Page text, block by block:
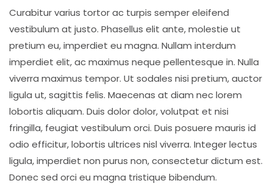
Curabitur varius tortor ac turpis semper eleifend
vestibulum at justo. Phasellus elit ante, molestie ut
pretium eu, imperdiet eu magna. Nullam interdum
imperdiet elit, ac maximus neque pellentesque in. Nulla
viverra maximus tempor. Ut sodales nisi pretium, auctor
ligula ut, sagittis felis. Maecenas at diam nec lorem
lobortis aliquam. Duis dolor dolor, volutpat et nisi
fringilla, feugiat vestibulum orci. Duis posuere mauris id
odio efficitur, lobortis ultrices nisl viverra. Integer lectus
ligula, imperdiet non purus non, consectetur dictum est.
Donec sed orci eu magna tristique bibendum.